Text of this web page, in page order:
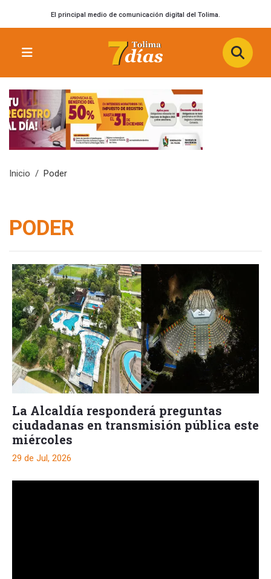
El principal medio de comunicación digital del Tolima.
Inicio Poder
PODER
La Alcaldía responderá preguntas
ciudadanas en transmisión pública este
miércoles
29 de Jul, 2026